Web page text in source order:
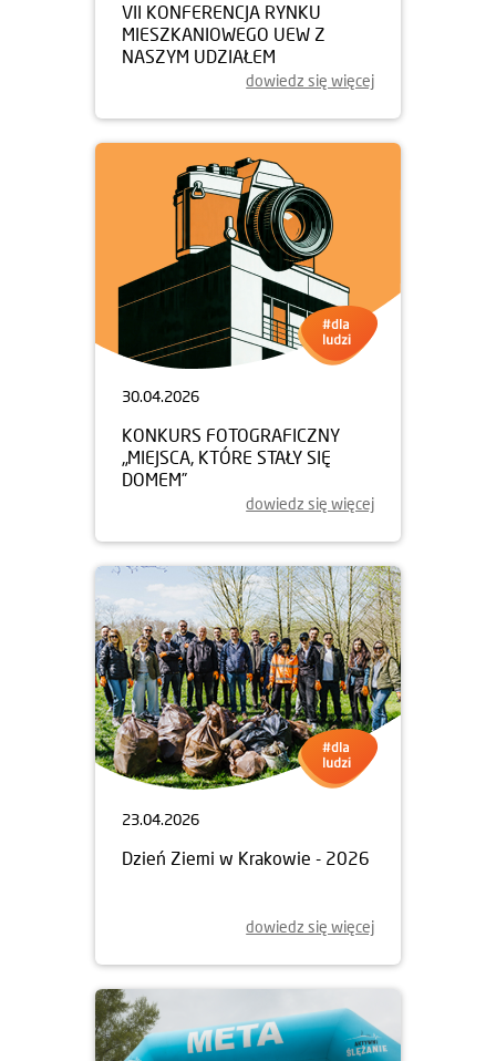
VII KONFERENCJA RYNKU
MIESZKANIOWEGO UEW Z
NASZYM UDZIAŁEM
dowiedz się więcej
30.04.2026
KONKURS FOTOGRAFICZNY
„MIEJSCA, KTÓRE STAŁY SIĘ
DOMEM”
dowiedz się więcej
23.04.2026
Dzień Ziemi w Krakowie - 2026
dowiedz się więcej